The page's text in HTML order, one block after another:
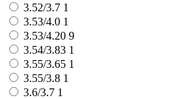
3.52/3.7 1
3.53/4.0 1
3.53/4.20 9
3.54/3.83 1
3.55/3.65 1
3.55/3.8 1
3.6/3.7 1